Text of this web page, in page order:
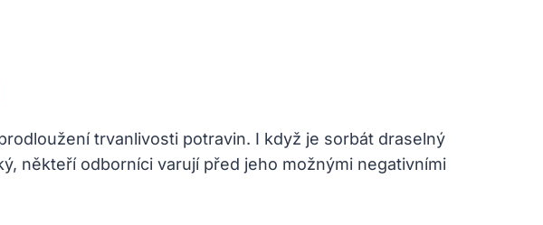
trvanlivosti potravin. I když je sorbát draselný
někteří odborníci varují před jeho možnými negativními